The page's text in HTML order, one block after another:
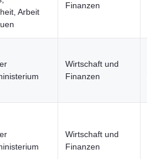
Arbeit
Finanzen
Wirtschaft und
Finanzen
Wirtschaft und
Finanzen